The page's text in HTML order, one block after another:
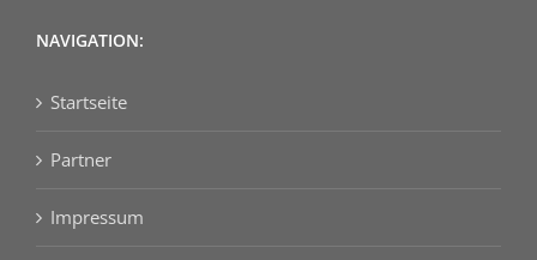
NAVIGATION:
Startseite
Partner
Impressum